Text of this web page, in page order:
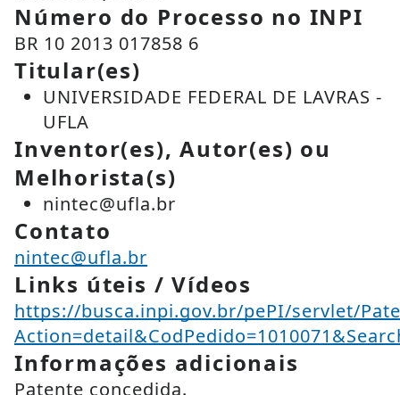
Número do Processo no INPI
BR 10 2013 017858 6
Titular(es)
UNIVERSIDADE FEDERAL DE LAVRAS -
UFLA
Inventor(es), Autor(es) ou
Melhorista(s)
nintec@ufla.br
Contato
nintec@ufla.br
Links úteis / Vídeos
https://busca.inpi.gov.br/pePI/servlet/
Informações adicionais
Patente concedida.